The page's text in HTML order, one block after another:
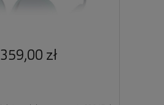
359,00 zł